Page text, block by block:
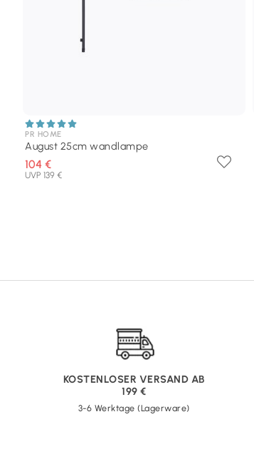
PR HOME
August 25cm wandlampe
104 €
UVP 139 €
KOSTENLOSER VERSAND AB
199 €
3-6 Werktage (Lagerware)